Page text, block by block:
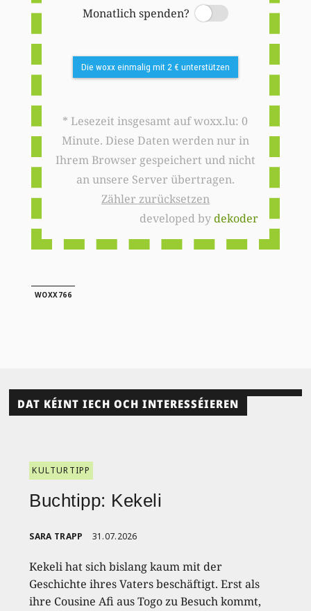
Monatlich spenden?
Switch
Die woxx einmalig mit 2 € unterstützen
* Lesezeit insgesamt auf woxx.lu: 0
Minute. Diese Daten werden nur in
Ihrem Browser gespeichert und nicht
an unsere Server übertragen.
Zähler zurücksetzen
developed bydekoder
WOXX766
DAT KÉINT IECH OCH INTERESSÉIEREN
KULTURTIPP
Buchtipp: Kekeli
SARA TRAPP 31.07.2026
Kekeli hat sich bislang kaum mit der
Geschichte ihres Vaters beschäftigt. Erst als
ihre Cousine Afi aus Togo zu Besuch kommt,